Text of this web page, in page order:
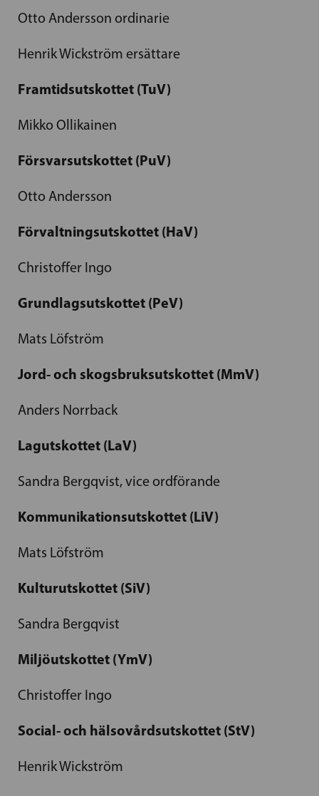
Otto Andersson ordinarie
Henrik Wickström ersättare
Framtidsutskottet (TuV)
Mikko Ollikainen
Försvarsutskottet (PuV)
Otto Andersson
Förvaltningsutskottet (HaV)
Christoffer Ingo
Grundlagsutskottet (PeV)
Mats Löfström
Jord- och skogsbruksutskottet (MmV)
Anders Norrback
Lagutskottet (LaV)
Sandra Bergqvist, vice ordförande
Kommunikationsutskottet (LiV)
Mats Löfström
Kulturutskottet (SiV)
Sandra Bergqvist
Miljöutskottet (YmV)
Christoffer Ingo
Social- och hälsovårdsutskottet (StV)
Henrik Wickström